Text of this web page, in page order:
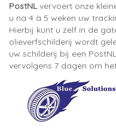
PostNLvervoert onze
u na 4 à 5 weken uw
Hierbij kunt u zelf in de
olieverfschilderij wordt
uw schilderij bij een
vervolgens 7 dagen om